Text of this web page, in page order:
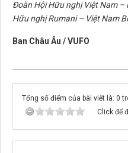
Đoàn Hội Hữu nghị Việt Nam –
Hữu nghị Rumani – Việt Nam
Ban Châu Âu / VUFO
Tổng số điểm của bài viết là: 0
Click để